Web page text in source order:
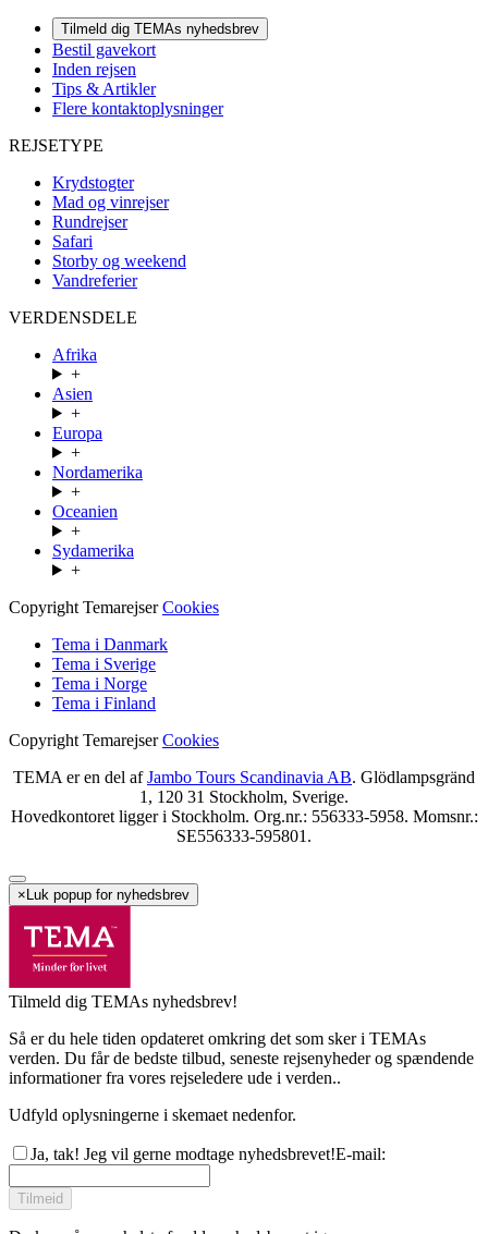
Tilmeld dig TEMAs nyhedsbrev
Bestil gavekort
Inden rejsen
Tips & Artikler
Flere kontaktoplysninger
REJSETYPE
Krydstogter
Mad og vinrejser
Rundrejser
Safari
Storby og weekend
Vandreferier
VERDENSDELE
Afrika
+
Asien
+
Europa
+
Nordamerika
+
Oceanien
+
Sydamerika
+
Copyright TemarejserCookies
Tema i Danmark
Tema i Sverige
Tema i Norge
Tema i Finland
Copyright TemarejserCookies
TEMA er en del afJambo Tours Scandinavia AB. Glödlampsgränd
1, 120 31 Stockholm, Sverige.
Hovedkontoret ligger i Stockholm. Org.nr.: 556333-5958. Momsnr.:
SE556333-595801.
×Luk popup for nyhedsbrev
Tilmeld dig TEMAs nyhedsbrev!
Så er du hele tiden opdateret omkring det som sker i TEMAs
verden. Du får de bedste tilbud, seneste rejsenyheder og spændende
informationer fra vores rejseledere ude i verden..
Udfyld oplysningerne i skemaet nedenfor.
Ja, tak! Jeg vil gerne modtage nyhedsbrevet!E-mail:
Tilmeid